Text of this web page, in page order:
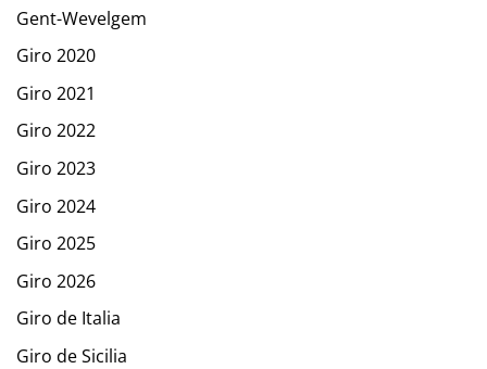
Gent-Wevelgem
Giro 2020
Giro 2021
Giro 2022
Giro 2023
Giro 2024
Giro 2025
Giro 2026
Giro de Italia
Giro de Sicilia